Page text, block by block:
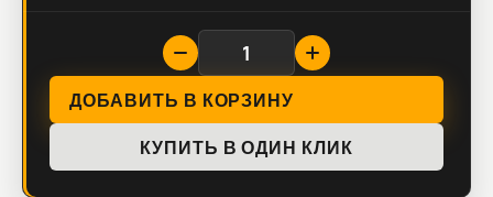
ДОБАВИТЬ В КОРЗИНУ
КУПИТЬ В ОДИН КЛИК